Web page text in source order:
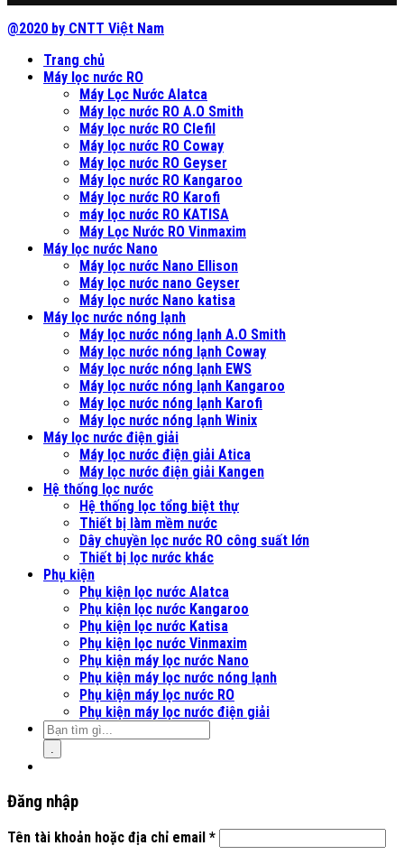
@2020 by CNTT Việt Nam
Trang chủ
Máy lọc nước RO
Máy Lọc Nước Alatca
Máy lọc nước RO A.O Smith
Máy lọc nước RO Clefil
Máy lọc nước RO Coway
Máy lọc nước RO Geyser
Máy lọc nước RO Kangaroo
Máy lọc nước RO Karofi
máy lọc nước RO KATISA
Máy Lọc Nước RO Vinmaxim
Máy lọc nước Nano
Máy lọc nước Nano Ellison
Máy lọc nước nano Geyser
Máy lọc nước Nano katisa
Máy lọc nước nóng lạnh
Máy lọc nước nóng lạnh A.O Smith
Máy lọc nước nóng lạnh Coway
Máy lọc nước nóng lạnh EWS
Máy lọc nước nóng lạnh Kangaroo
Máy lọc nước nóng lạnh Karofi
Máy lọc nước nóng lạnh Winix
Máy lọc nước điện giải
Máy lọc nước điện giải Atica
Máy lọc nước điện giải Kangen
Hệ thống lọc nước
Hệ thống lọc tổng biệt thự
Thiết bị làm mềm nước
Dây chuyền lọc nước RO công suất lớn
Thiết bị lọc nước khác
Phụ kiện
Phụ kiện lọc nước Alatca
Phụ kiện lọc nước Kangaroo
Phụ kiện lọc nước Katisa
Phụ kiện lọc nước Vinmaxim
Phụ kiện máy lọc nước Nano
Phụ kiện máy lọc nước nóng lạnh
Phụ kiện máy lọc nước RO
Phụ kiện máy lọc nước điện giải
Đăng nhập
Tên tài khoản hoặc địa chỉ email *